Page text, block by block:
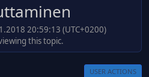
20:59:13 (UTC+0200)
this topic.
USER ACTIONS